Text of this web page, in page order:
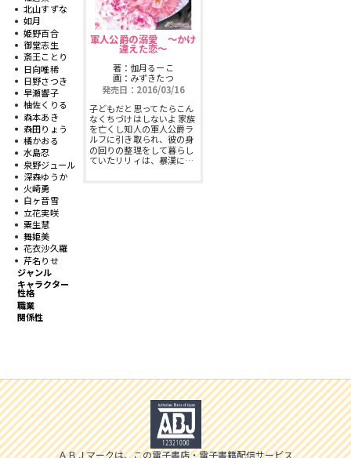
G-Lish
カクテルキス文庫
スフレコミックス
ロイヤルキス＆チュールキス
ピュールコミックス
フェアリーキス
Miacomics
BLUEMOON Novels
G-Lish LiKo
BLコミック
TLコミック
BLノベル
TLノベル
少女コミック
ライトノベル
全作品ジャンル一覧へ
メニュー
ニュース
作品一覧
会社情報一覧
会社概要
採用情報
募集情報
PurComics募集情報
ご感想・お問合わせ
北山すずな
如月
姫野百合
御堂志生
斎王ことり
日向唯稀
日野さつき
早瀬響子
柚佐くりる
森本あき
森田りょう
橘かおる
水島忍
泉野ジュール
深森ゆうか
火崎勇
白ヶ音雪
立花実咲
粟生慧
舞姫美
花衣沙久羅
芹名りせ
ジャンル
キャラクター
性格
職業
関係性
軍人公爵の溺愛 〜かけ
違えた恋〜
著：伽月るーこ
画：みずきたつ
発売日：2016/03/16
子どもだと思ってたらこん
なくちづけはしないよ 家族
を亡くし知人の軍人公爵ラ
ルフに引き取られ、彼の身
の回りの整理をして暮らし
ていたリリィは、暴漢に…
ＡＢＪマークは、この電子書店・電子書籍配信サービス